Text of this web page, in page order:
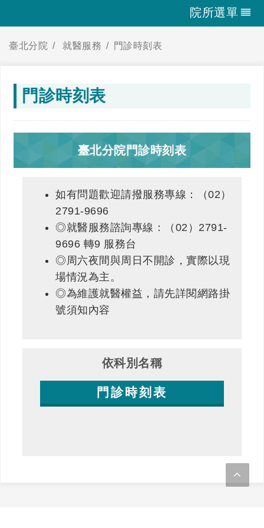
院所選單
臺北分院 就醫服務 門診時刻表
門診時刻表
臺北分院門診時刻表
如有問題歡迎請撥服務專線：（02）
2791-9696
◎就醫服務諮詢專線：（02）2791-
9696 轉9 服務台
◎周六夜間與周日不開診，實際以現
場情況為主。
◎為維護就醫權益，請先詳閱網路掛
號須知內容
依科別名稱
門診時刻表